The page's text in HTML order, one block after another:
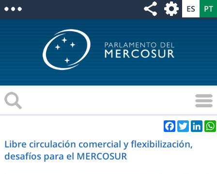
Facebook
Twitter
Libre circulación comercial y flexibilización,
desafíos para el MERCOSUR